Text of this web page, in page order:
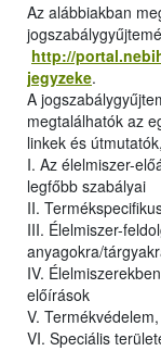
Az alábbiakban
http://
jegyzeke.
A
megtalálhatók az
linkek és
I. Az élelmiszer-
legfőbb szabályai
II.
III. Élelmiszer-
anyagokra/
IV.
előírások
V.
VI. Speciális